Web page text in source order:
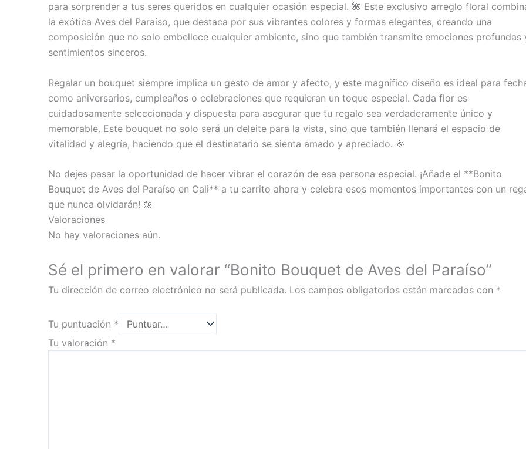
para sorprender a tus seres queridos en cualquier ocasión especial. 🌺 Este exclusivo arreglo floral
la exótica Aves del Paraíso, que destaca por sus vibrantes colores y formas elegantes, creando una
composición que no solo embellece cualquier ambiente, sino que también transmite emociones profundas
sentimientos sinceros.
Regalar un bouquet siempre implica un gesto de amor y afecto, y este magnífico diseño es ideal para
como aniversarios, cumpleaños o celebraciones que requieran un toque especial. Cada flor es
cuidadosamente seleccionada y dispuesta para asegurar que tu regalo sea verdaderamente único y
memorable. Este bouquet no solo será un deleite para la vista, sino que también llenará el espacio de
vitalidad y alegría, haciendo que el destinatario se sienta amado y apreciado. 🎉
No dejes pasar la oportunidad de hacer vibrar el corazón de esa persona especial. ¡Añade el **Bonito
Bouquet de Aves del Paraíso en Cali** a tu carrito ahora y celebra esos momentos importantes con un
que nunca olvidarán! 🌼
Valoraciones
No hay valoraciones aún.
Sé el primero en valorar “Bonito Bouquet de Aves del Paraíso”
Tu dirección de correo electrónico no será publicada. Los campos obligatorios están marcados con *
Tu puntuación *
Tu valoración *